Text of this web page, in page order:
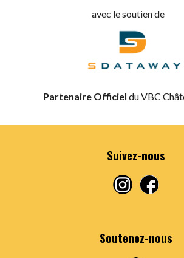
avec le soutien de
Partenaire Officiel du VBC
Suivez-nous
Soutenez-nous